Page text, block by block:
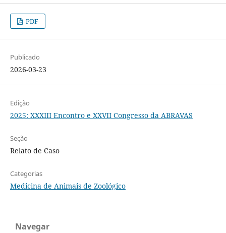
PDF
Publicado
2026-03-23
Edição
2025: XXXIII Encontro e XXVII Congresso da ABRAVAS
Seção
Relato de Caso
Categorias
Medicina de Animais de Zoológico
Navegar